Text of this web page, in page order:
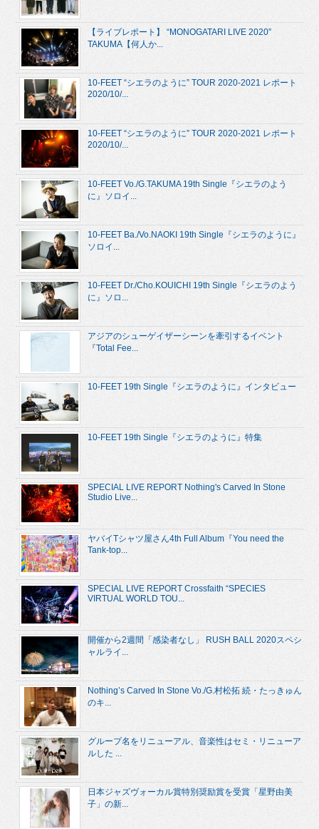
【ライブレポート】 “MONOGATARI LIVE 2020”
TAKUMA【何人か...
10-FEET “シエラのように” TOUR 2020-2021 レポート
2020/10/...
10-FEET “シエラのように” TOUR 2020-2021 レポート
2020/10/...
10-FEET Vo./G.TAKUMA 19th Single『シエラのよう
に』ソロイ...
10-FEET Ba./Vo.NAOKI 19th Single『シエラのように』
ソロイ...
10-FEET Dr./Cho.KOUICHI 19th Single『シエラのよう
に』ソロ...
アジアのシューゲイザーシーンを牽引するイベント
『Total Fee...
10-FEET 19th Single『シエラのように』インタビュー
10-FEET 19th Single『シエラのように』特集
SPECIAL LIVE REPORT Nothing's Carved In Stone
Studio Live...
ヤバイTシャツ屋さん4th Full Album『You need the
Tank-top...
SPECIAL LIVE REPORT Crossfaith “SPECIES
VIRTUAL WORLD TOU...
開催から2週間「感染者なし」 RUSH BALL 2020スペシ
ャルライ...
Nothing’s Carved In Stone Vo./G.村松拓 続・たっきゅん
のキ...
グループ名をリニューアル、音楽性はセミ・リニューア
ルした ...
日本ジャズヴォーカル賞特別奨励賞を受賞「星野由美
子」の新...